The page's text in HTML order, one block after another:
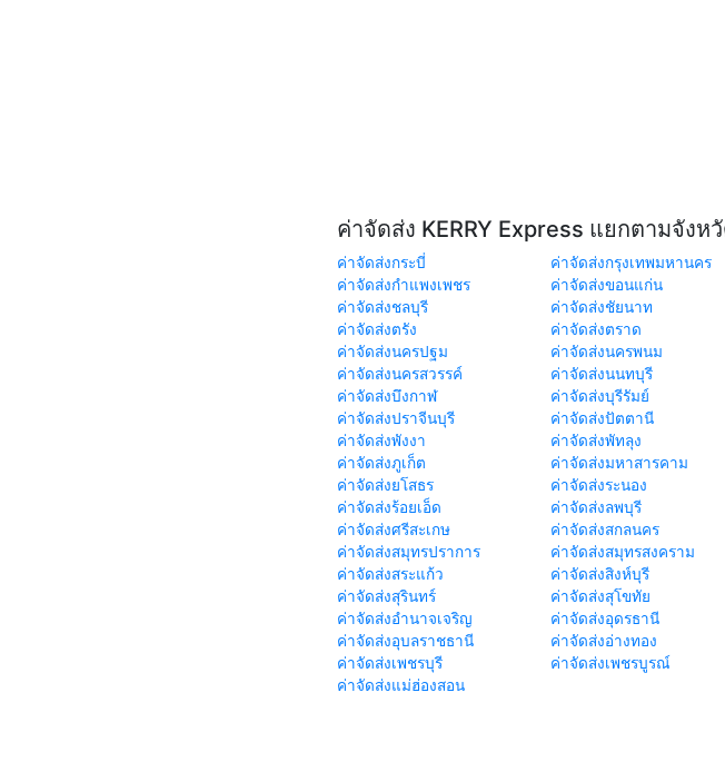
ค่าจัดส่ง KERRY Express แยกตามจังห
ค่าจัดส่งกระบี่ ค่าจัดส่งกรุงเทพมหานคร
ค่าจัดส่งกำแพงเพชร
ค่าจัดส่งขอนแก่น
ค่าจัดส่งชลบุรี
ค่าจัดส่งชัยนาท
ค่าจัดส่งตรัง
ค่าจัดส่งตราด
ค่าจัดส่งนครปฐม
ค่าจัดส่งนครพนม
ค่าจัดส่งนครสวรรค์
ค่าจัดส่งนนทบุรี
ค่าจัดส่งบึงกาฬ
ค่าจัดส่งบุรีรัมย์
ค่าจัดส่งปราจีนบุรี
ค่าจัดส่งปัตตานี
ค่าจัดส่งพังงา
ค่าจัดส่งพัทลุง
ค่าจัดส่งภูเก็ต
ค่าจัดส่งมหาสารคาม
ค่าจัดส่งยโสธร
ค่าจัดส่งระนอง
ค่าจัดส่งร้อยเอ็ด
ค่าจัดส่งลพบุรี
ค่าจัดส่งศรีสะเกษ
ค่าจัดส่งสกลนคร
ค่าจัดส่งสมุทรปราการ
ค่าจัดส่งสมุทรสงคราม
ค่าจัดส่งสระแก้ว
ค่าจัดส่งสิงห์บุรี
ค่าจัดส่งสุรินทร์
ค่าจัดส่งสุโขทัย
ค่าจัดส่งอำนาจเจริญ
ค่าจัดส่งอุดรธานี
ค่าจัดส่งอุบลราชธานี
ค่าจัดส่งอ่างทอง
ค่าจัดส่งเพชรบุรี
ค่าจัดส่งเพชรบูรณ์
ค่าจัดส่งแม่ฮ่องสอน